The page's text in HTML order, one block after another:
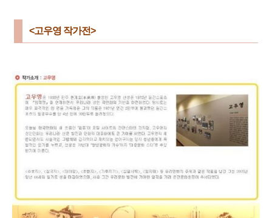
<고우영 작가전>